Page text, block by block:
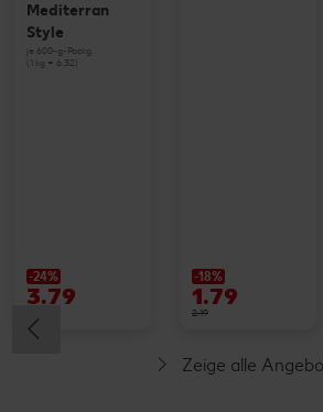
Mediterran
Style
je 600-g-Packg.
(1 kg = 6.32)
-24%
3.79
-18%
1.79
2.19
Zeige alle